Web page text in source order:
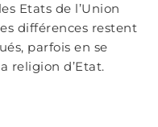
Etats de l’Union
différences restent
parfois en se
religion d’Etat.